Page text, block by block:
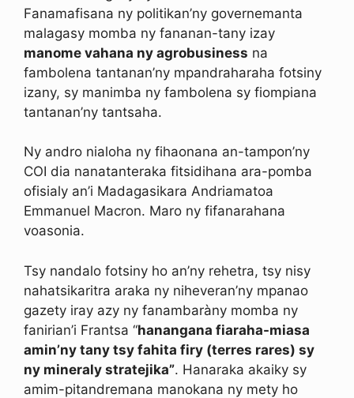
Fanamafisana ny politikan’ny governemanta
malagasy momba ny fananan-tany izay
manome vahana ny agrobusiness na
fambolena tantanan’ny mpandraharaha fotsiny
izany, sy manimba ny fambolena sy fiompiana
tantanan’ny tantsaha.
Ny andro nialoha ny fihaonana an-tampon’ny
COI dia nanatanteraka fitsidihana ara-pomba
ofisialy an’i Madagasikara Andriamatoa
Emmanuel Macron. Maro ny fifanarahana
voasonia.
Tsy nandalo fotsiny ho an’ny rehetra, tsy nisy
nahatsikaritra araka ny niheveran’ny mpanao
gazety iray azy ny fanambaràny momba ny
fanirian’i Frantsa “hanangana fiaraha-miasa
amin’ny tany tsy fahita firy (terres rares) sy
ny mineraly stratejika”. Hanaraka akaiky sy
amim-pitandremana manokana ny mety ho